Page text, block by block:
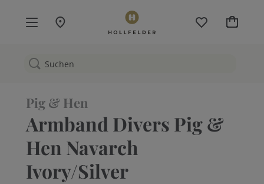
Mein
Pig & Hen
Armband Divers Pig &
Hen Navarch
Ivory/Silver